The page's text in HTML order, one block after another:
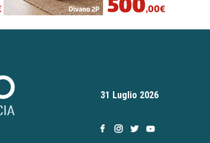
31 Luglio 2026